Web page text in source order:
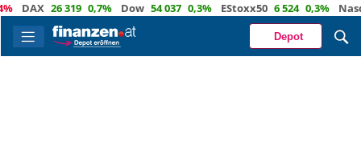
26 319 0,7% Dow 54 037 0,3% EStoxx50 6 524 0,3% Nasdaq
Depot